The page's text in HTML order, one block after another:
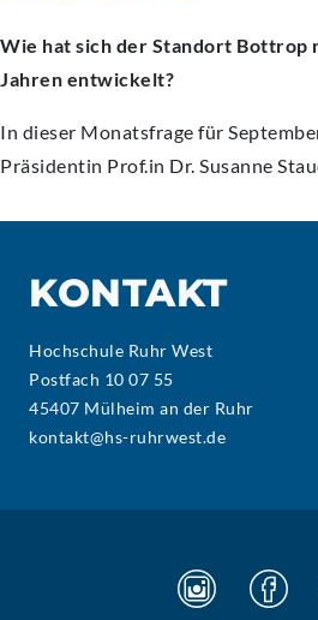
Wie hat sich der Standort Bottrop
Jahren entwickelt?
In dieser Monatsfrage für
Präsidentin Prof.in Dr. Susanne
KONTAKT
Hochschule Ruhr West
Postfach 10 07 55
45407 Mülheim an der Ruhr
kontakt@hs-ruhrwest.de